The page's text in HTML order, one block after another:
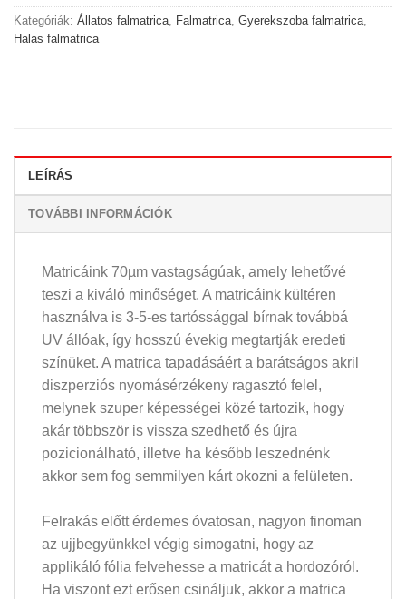
Kategóriák: Állatos falmatrica, Falmatrica, Gyerekszoba falmatrica,
Halas falmatrica
LEÍRÁS
TOVÁBBI INFORMÁCIÓK
Matricáink 70µm vastagságúak, amely lehetővé
teszi a kiváló minőséget. A matricáink kültéren
használva is 3-5-es tartóssággal bírnak továbbá
UV állóak, így hosszú évekig megtartják eredeti
színüket. A matrica tapadásáért a barátságos akril
diszperziós nyomásérzékeny ragasztó felel,
melynek szuper képességei közé tartozik, hogy
akár többször is vissza szedhető és újra
pozicionálható, illetve ha később leszednénk
akkor sem fog semmilyen kárt okozni a felületen.
Felrakás előtt érdemes óvatosan, nagyon finoman
az ujjbegyünkkel végig simogatni, hogy az
applikáló fólia felvehesse a matricát a hordozóról.
Ha viszont ezt erősen csináljuk, akkor a matrica